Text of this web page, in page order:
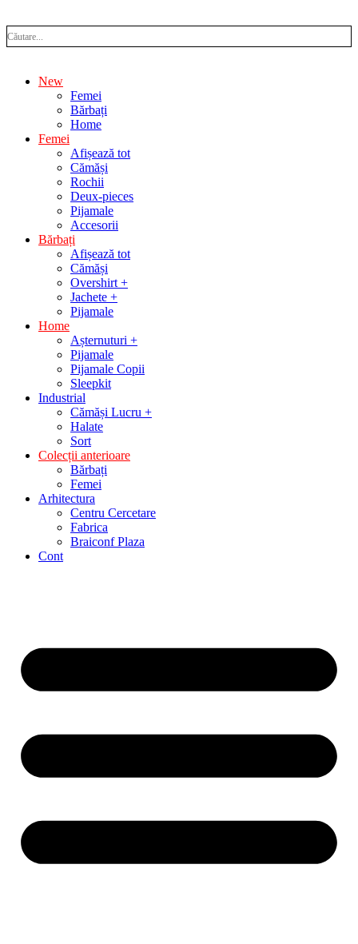
New
Femei
Bărbați
Home
Femei
Afișează tot
Cămăși
Rochii
Deux-pieces
Pijamale
Accesorii
Bărbați
Afișează tot
Cămăși
Overshirt +
Jachete +
Pijamale
Home
Așternuturi +
Pijamale
Pijamale Copii
Sleepkit
Industrial
Cămăși Lucru +
Halate
Sort
Colecții anterioare
Bărbați
Femei
Arhitectura
Centru Cercetare
Fabrica
Braiconf Plaza
Cont